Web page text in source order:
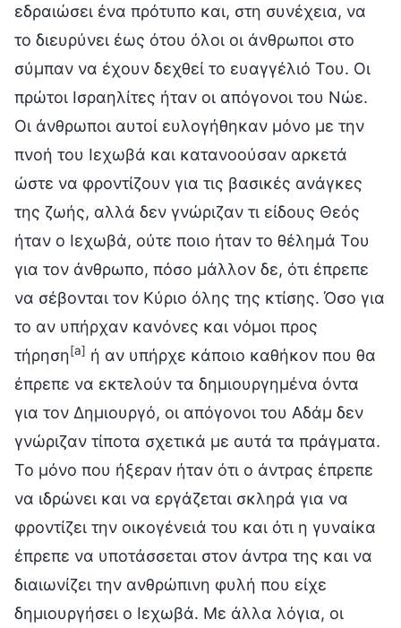
εδραιώσει ένα πρότυπο και, στη συνέχεια, να
το διευρύνει έως ότου όλοι οι άνθρωποι στο
σύμπαν να έχουν δεχθεί το ευαγγέλιό Του. Οι
πρώτοι Ισραηλίτες ήταν οι απόγονοι του Νώε.
Οι άνθρωποι αυτοί ευλογήθηκαν μόνο με την
πνοή του Ιεχωβά και κατανοούσαν αρκετά
ώστε να φροντίζουν για τις βασικές ανάγκες
της ζωής, αλλά δεν γνώριζαν τι είδους Θεός
ήταν ο Ιεχωβά, ούτε ποιο ήταν το θέλημά Του
για τον άνθρωπο, πόσο μάλλον δε, ότι έπρεπε
να σέβονται τον Κύριο όλης της κτίσης. Όσο για
το αν υπήρχαν κανόνες και νόμοι προς
τήρηση[a] ή αν υπήρχε κάποιο καθήκον που θα
έπρεπε να εκτελούν τα δημιουργημένα όντα
για τον Δημιουργό, οι απόγονοι του Αδάμ δεν
γνώριζαν τίποτα σχετικά με αυτά τα πράγματα.
Το μόνο που ήξεραν ήταν ότι ο άντρας έπρεπε
να ιδρώνει και να εργάζεται σκληρά για να
φροντίζει την οικογένειά του και ότι η γυναίκα
έπρεπε να υποτάσσεται στον άντρα της και να
διαιωνίζει την ανθρώπινη φυλή που είχε
δημιουργήσει ο Ιεχωβά. Με άλλα λόγια, οι